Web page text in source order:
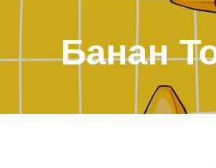
Банан Толик